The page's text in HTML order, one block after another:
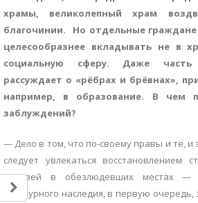
храмы, великолепный храм
благочинии.
Но отдельные
целесообразнее вкладывать не в
социальную сферу. Даже
рассуждает о «рёбрах и брёвнах»,
например, в образование. В чем
заблуждений?
— Дело в том, что по-своему правы и те, и
следует увлекаться восстановлением
церквей в обезлюдевших местах —
культурного наследия, в первую